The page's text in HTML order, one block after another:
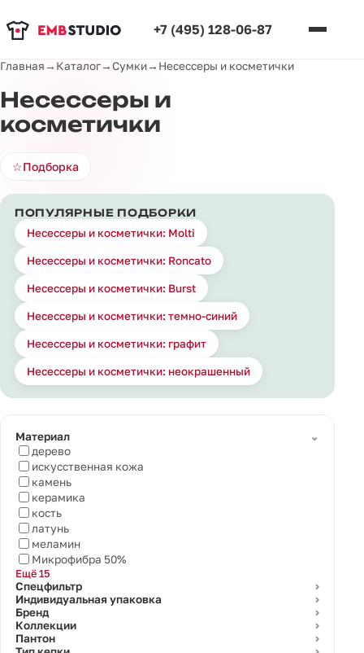
+7 (495) 128-06-87
Главная→ Каталог→Сумки→ Несессеры и косметички
Несессеры и
косметички
☆Подборка
ПОПУЛЯРНЫЕ ПОДБОРКИ
Несессеры и косметички: Molti
Несессеры и косметички: Roncato
Несессеры и косметички: Burst
Несессеры и косметички: темно-синий
Несессеры и косметички: графит
Несессеры и косметички: неокрашенный
Материал
⌄
дерево
искусственная кожа
камень
керамика
кость
латунь
меламин
Микрофибра 50%
Ещё 15
Спецфильтр
⌄
Индивидуальная упаковка ⌄
Бренд ⌄
Коллекции ⌄
Пантон ⌄